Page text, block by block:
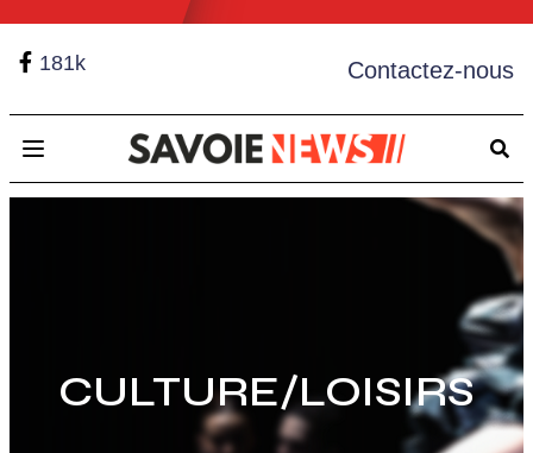
181k Contactez-nous
Open main menu
CULTURE/LOISIRS